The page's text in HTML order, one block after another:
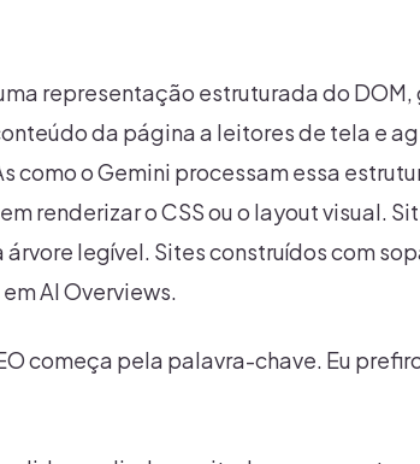
representação estruturada do
da página a leitores de tela e
como o Gemini processam essa
renderizar o CSS ou o layout visual.
legível. Sites construídos com
AI Overviews.
começa pela palavra-chave. Eu